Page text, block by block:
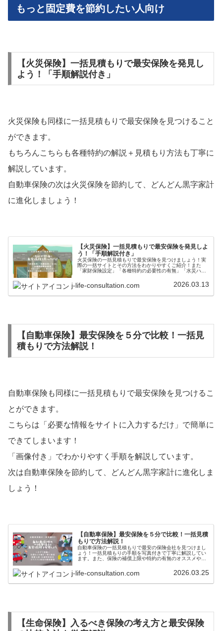
もっと固定費を節約したい人向け
【火災保険】一括見積もりで最安保険を発見し
よう！「手順解説付き」
火災保険も同様に一括見積もりで最安保険を見つけること
ができます。
もちろんこちらも各種特約の解説＋見積もり方法も丁寧に
解説しています。
自動車保険の次は火災保険を節約して、どんどん黒字家計
に進化しましょう！
【火災保険】一括見積もりで最安保険を発見しよ
う！「手順解説付き」
火災保険の一括見積もりで最安保険を見つけましょう！実
際の一括サイトとその方法をわかりやすくご紹介！また
「家財保険設定」「各種特約の必要性の有無」「水災ハザ
j-life-consultation.com 2026.03.13
【自動車保険】最安保険を５分で比較！一括見
積もりで方法解説！
自動車保険も同様に一括見積もりで最安保険を見つけるこ
とができます。
こちらは「必要な情報をサイトに入力するだけ」で簡単に
できてしまいます！
「画像付き」でわかりやすく手順を解説しています。
次は自動車保険を節約して、どんどん黒字家計に進化しま
しょう！
【自動車保険】最安保険を５分で比較！一括見積
もりで方法解説！
自動車保険の一括見積もりで最安の保険会社を見つけまし
ょう！一括見積もりの手順を写真付きで丁寧に解説してい
ます。また、保険の補償上限や特約の有無のオススメや考
j-life-consultation.com 2026.03.25
【生命保険】入るべき保険の考え方と最安保険